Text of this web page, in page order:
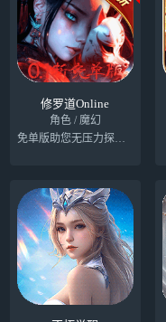
修罗道Online
角色 / 魔幻
免单版助您无压力探索港风捉鬼世界